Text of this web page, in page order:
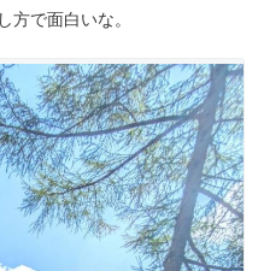
方で面白いな。